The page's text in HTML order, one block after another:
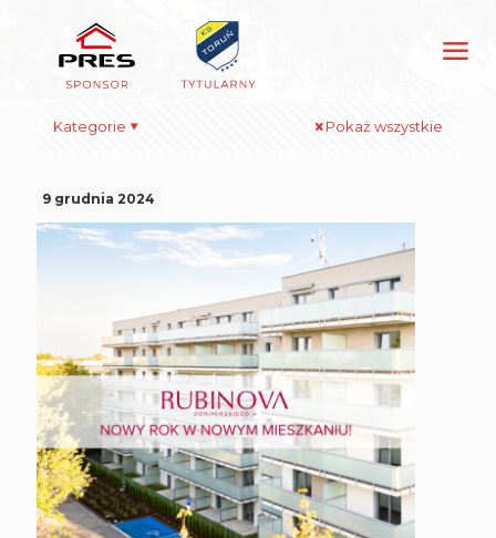
Kategorie Pokaż wszystkie
9 grudnia 2024